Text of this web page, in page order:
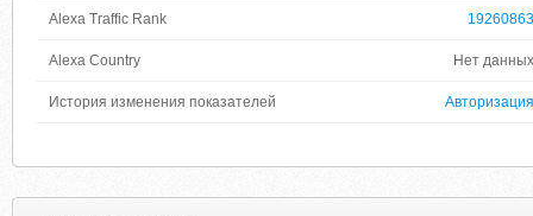
Alexa Traffic Rank 19260863
Alexa Country Нет данных
История изменения показателей Авторизация